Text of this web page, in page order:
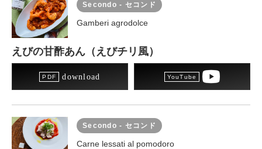
Secondo - セコンド
Gamberi agrodolce
えびの甘酢あん（えびチリ風）
download
Secondo - セコンド
Carne lessati al pomodoro